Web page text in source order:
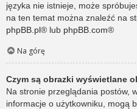
języka nie istnieje, może
na ten temat można znaleźć na
phpBB.pl® lub phpBB.com®
Na górę
Czym są obrazki wyświetlane
Na stronie przeglądania postów,
informacje o użytkowniku, mogą